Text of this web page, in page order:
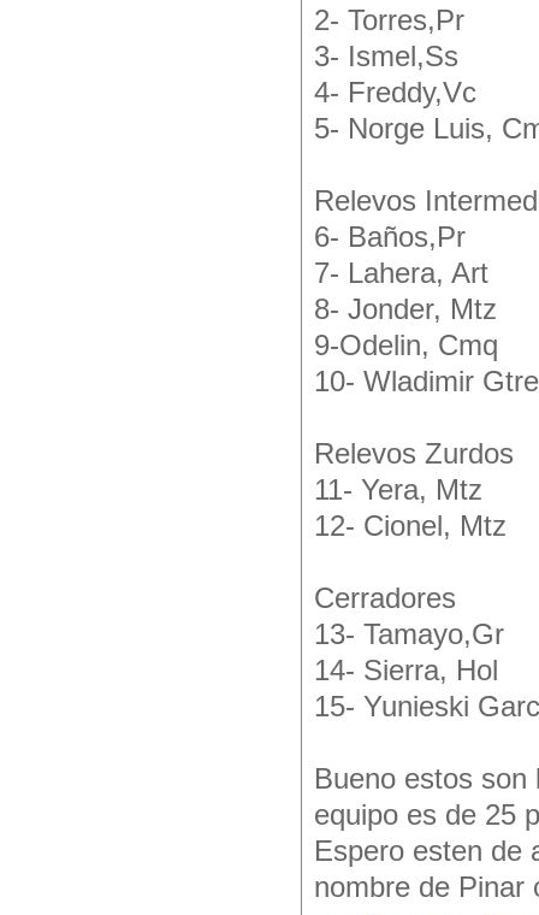
2- Torres,Pr
3- Ismel,Ss
4- Freddy,Vc
5- Norge Luis,
Relevos
6- Baños,Pr
7- Lahera, Art
8- Jonder, Mtz
9-Odelin, Cmq
10- Wladimir
Relevos Zurdos
11- Yera, Mtz
12- Cionel, Mtz
Cerradores
13- Tamayo,Gr
14- Sierra, Hol
15- Yunieski
Bueno estos
equipo es de 25
Espero esten de
nombre de Pinar